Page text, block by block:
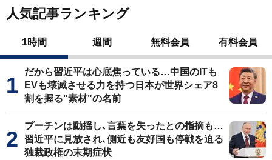
人気記事ランキング
1時間 週間 無料会員 有料会員
だから習近平は心底焦っている…中国のITも
EVも壊滅させる力を持つ日本が世界シェア8
割を握る"素材"の名前
プーチンは動揺し､言葉を失ったとの指摘も…
習近平に見放され､側近も友好国も停戦を迫る
独裁政権の末期症状